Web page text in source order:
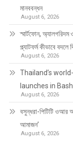
মানববন্ধন
August 6, 2026
স্মার্টফোন,
প্ল্যাটফর্ম কীভাবে বদলে
August 6, 2026
Thailand’s
launches in
August 6, 2026
বসুন্ধরা-পিটিটি ওআর
আমাজন’
August 6, 2026